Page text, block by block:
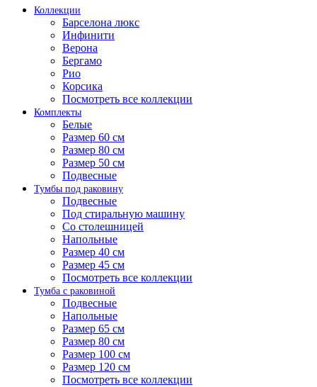
Коллекции
Барселона люкс
Инфинити
Верона
Бергамо
Рио
Корсика
Посмотреть все коллекции
Комплекты
Белые
Размер 60 см
Размер 80 см
Размер 50 см
Подвесные
Тумбы под раковину
Подвесные
Под стиральную машину
Со столешницей
Напольные
Размер 40 см
Размер 45 см
Посмотреть все коллекции
Тумба с раковиной
Подвесные
Напольные
Размер 65 см
Размер 80 см
Размер 100 см
Размер 120 см
Посмотреть все коллекции